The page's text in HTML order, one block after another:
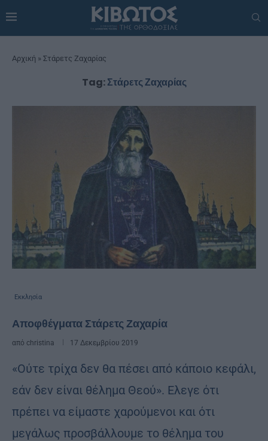
Αρχική » Στάρετς Ζαχαρίας
Tag:Στάρετς Ζαχαρίας
Εκκλησία
Αποφθέγματα Στάρετς Ζαχαρία
από christina 17 Δεκεμβρίου 2019
«Ούτε τρίχα δεν θα πέσει από κάποιο κεφάλι,
εάν δεν είναι θέλημα Θεού». Ελεγε ότι
πρέπει να είμαστε χαρούμενοι και ότι
μεγάλως προσβάλλουμε το θέλημα του